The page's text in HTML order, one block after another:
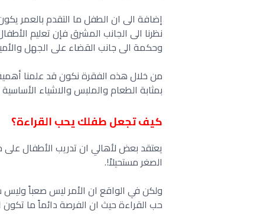
إضافة الى ان الطفل ما التقدم بالعمر
نظرنا الى الجانب المشرق فإن تعليم
وحكمة الى جانب القضاء على الجهل
من خلال هذه الفقرة نكون قد علمنا
بمثابة الطعام والملبس والاشياء
كيف تجعل طفلك يحب القراءة؟
يعتقد بعض لأهالي ان تدريب الأطفال
الصغر مستحيلاً!.
ولكن في الواقع ان الأمر ليس صعباً وليس
حب القراءة حيث ان الفرصة دائماً ما